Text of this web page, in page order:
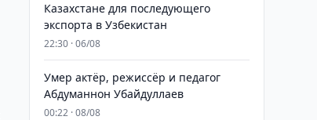
Казахстане для последующего
экспорта в Узбекистан
22:30 · 06/08
Умер актёр, режиссёр и педагог
Абдуманнон Убайдуллаев
00:22 · 08/08